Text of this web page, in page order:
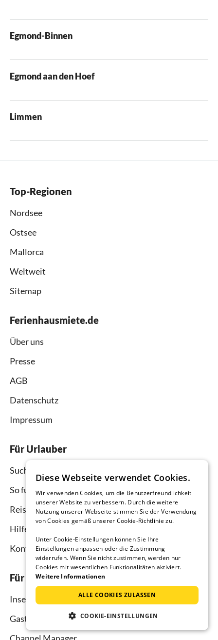
Egmond-Binnen
Egmond aan den Hoef
Limmen
Top-Regionen
Nordsee
Ostsee
Mallorca
Weltweit
Sitemap
Ferienhausmiete.de
Über uns
Presse
AGB
Datenschutz
Impressum
Für Urlauber
Suche
So funktioniert`s
Reisemagazin
Hilfe Urlauber
Kontakt
Für Vermieter
Inserieren und vermieten
Gastgebermagazin
Diese Webseite verwendet Cookies.
Wir verwenden Cookies, um die Benutzerfreundlichkeit
unserer Website zu verbessern. Durch die weitere
Nutzung unserer Webseite stimmen Sie der Verwendung
von Cookies gemäß unserer Cookie-Richtlinie zu.
Unter Cookie-Einstellungen können Sie Ihre
Einstellungen anpassen oder die Zustimmung
widerrufen. Wenn Sie nicht zustimmen, werden nur
Cookies mit wesentlichen Funktionalitäten aktiviert.
Weitere Informationen
ALLE COOKIES ZULASSEN
COOKIE-EINSTELLUNGEN